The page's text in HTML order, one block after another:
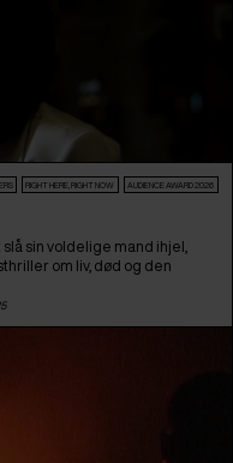
RIGHT HERE, RIGHT NOW AUDIENCE AWARD 2026
sin voldelige mand ihjel,
om liv, død og den